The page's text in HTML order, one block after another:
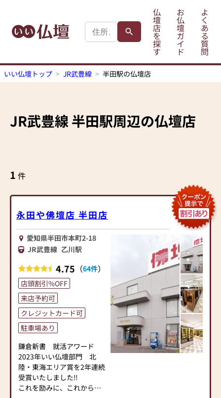
仏
壇
店
を
探
す
お
仏
壇
ガ
イ
ド
よ
く
あ
る
質
問
いい仏壇トップ JR武豊線 半田駅の仏壇店
JR武豊線半田駅周辺の仏壇店
1 件
永田や佛壇店 半田店
愛知県半田市本町2-18
JR武豊線 乙川駅
4.75 （64件）
店頭割引%OFF
来店予約可
クレジットカード可
駐車場あり
鎌倉新書 就活アワード
2023年いい仏壇部門 北
陸・東海エリア賞を2年連続
受賞いたしました‼
これを励みに、これからも